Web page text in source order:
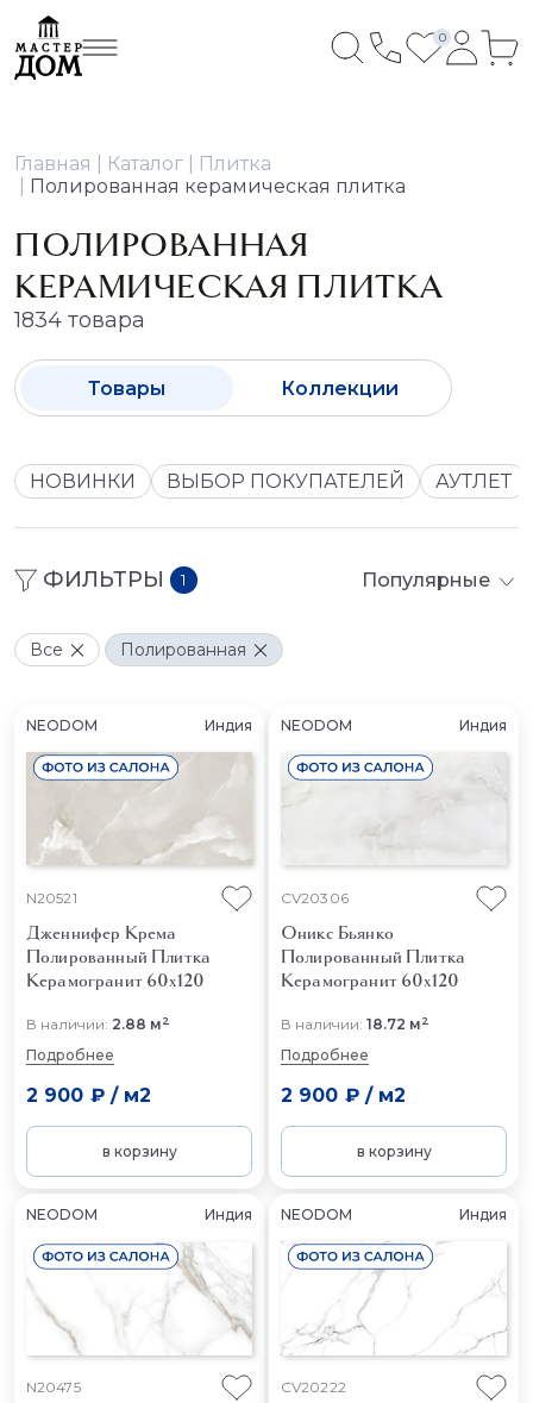
0
Главная Каталог
Плитка
Полированная керамическая плитка
ПОЛИРОВАННАЯ
КЕРАМИЧЕСКАЯ ПЛИТКА
1834 товара
Товары Коллекции
НОВИНКИ ВЫБОР ПОКУПАТЕЛЕЙ АУТЛЕТ
ФИЛЬТРЫ 1 Популярные
Все Полированная
NEODOM Индия
N20521
Дженнифер Крема
Полированный Плитка
Керамогранит 60x120
В наличии: 2.88 м2
Подробнее
2 900 ₽/ м2
в корзину
NEODOM Индия
CV20306
Оникс Бьянко
Полированный Плитка
Керамогранит 60x120
В наличии: 18.72 м2
Подробнее
2 900 ₽/ м2
в корзину
NEODOM Индия
N20475
NEODOM Индия
CV20222